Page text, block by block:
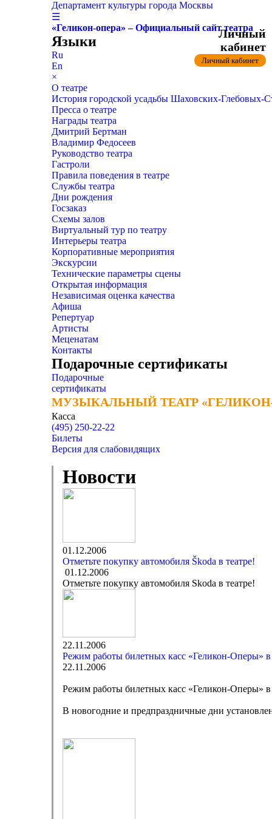
Департамент культуры города Москвы
☰
«Геликон-опера» – Официальный сайт театра
Языки
Ru
En
×
О театре
История городской усадьбы Шаховских-
Пресса о театре
Награды театра
Дмитрий Бертман
Владимир Федосеев
Руководство театра
Гастроли
Правила поведения в театре
Службы театра
Дни рождения
Госзаказ
Схемы залов
Виртуальный тур по театру
Интерьеры театра
Корпоративные мероприятия
Экскурсии
Технические параметры сцены
Открытая информация
Независимая оценка качества
Афиша
Репертуар
Артисты
Меценатам
Контакты
Подарочные сертификаты
Подарочные
сертификаты
МУЗЫКАЛЬНЫЙ ТЕАТР
МУЗЫКАЛЬНЫЙ ТЕАТР
Касса
(495) 250-22-22
Личный
кабинет
Личный кабинет
Билеты
Версия для слабовидящих
Новости
01.12.2006
Отметьте покупку автомобиля Škoda в театре!
01.12.2006
Отметьте покупку автомобиля Skoda в театре!
22.11.2006
Режим работы билетных касс «Геликон-Оперы»
22.11.2006
Режим работы билетных касс «Геликон-Оперы»
В новогодние и предпраздничные дни